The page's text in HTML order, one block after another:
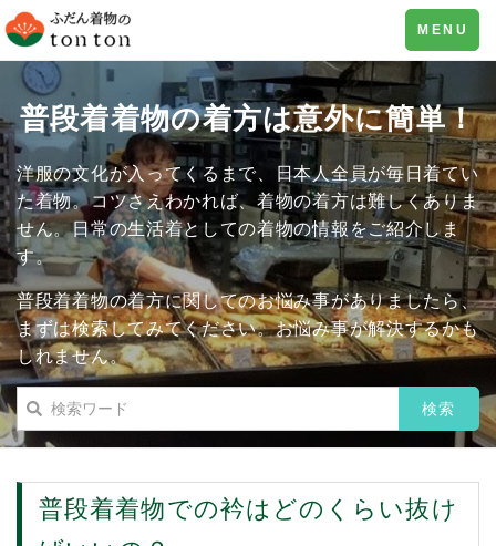
Toggle
navigation
MENU
普段着着物の着方は意外に簡単！
洋服の文化が入ってくるまで、日本人全員が毎日着てい
た着物。コツさえわかれば、着物の着方は難しくありま
せん。日常の生活着としての着物の情報をご紹介しま
す。
普段着着物の着方に関してのお悩み事がありましたら、
まずは検索してみてください。お悩み事が解決するかも
しれません。
普段着着物での衿はどのくらい抜け